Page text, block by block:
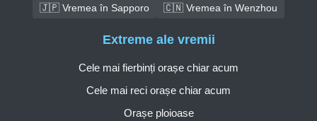
🇯🇵 Vremea în Sapporo
🇨🇳 Vremea în Wenzhou
Extreme ale vremii
Cele mai fierbinți orașe chiar acum
Cele mai reci orașe chiar acum
Orașe ploioase